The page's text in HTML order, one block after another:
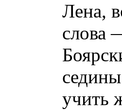
Лена,
слова
учить